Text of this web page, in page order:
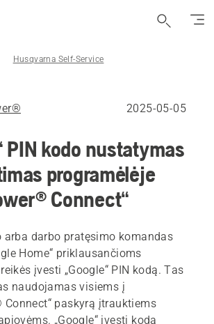
Husqvarna Self-Service
2025-05-05
PIN kodo nustatymas
programėlėje
Connect“
arba darbo pratęsimo komandas
Home“ priklausančioms
įvesti „Google“ PIN kodą. Tas
naudojamas visiems į
Connect“ paskyrą įtrauktiems
„Google“ įvesti kodą